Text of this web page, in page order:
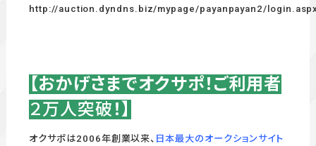
http://auction.dyndns.biz/mypage/payanpayan2/
【おかげさまでオクサポ！ご利用者
２万人突破 ！】
オクサポは2006年創業以来、 日本最大のオークションサイト